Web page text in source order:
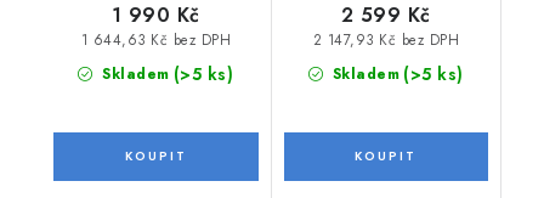
Skladem (>5 ks)
1 644,63 Kč bez DPH
1 990 Kč
Skladem (>5 ks)
2 147,93 Kč bez DPH
2 599 Kč